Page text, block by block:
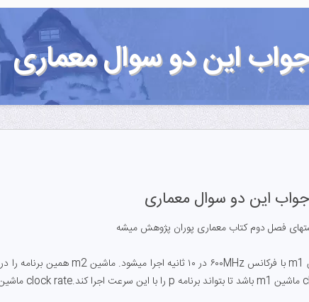
جواب این دو سوال معماری
جواب این دو سوال معماری
فصل دوم کتاب معماری پوران پژوهش میشه